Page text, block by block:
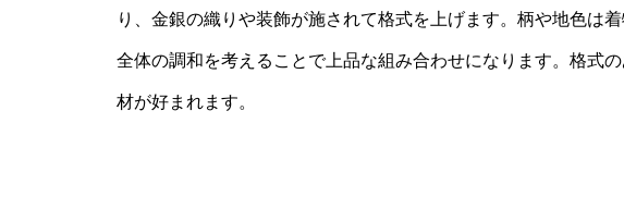
り、金銀の織りや装飾が施されて格式を上げます。柄や地色は
全体の調和を考えることで上品な組み合わせになります。格式
材が好まれます。